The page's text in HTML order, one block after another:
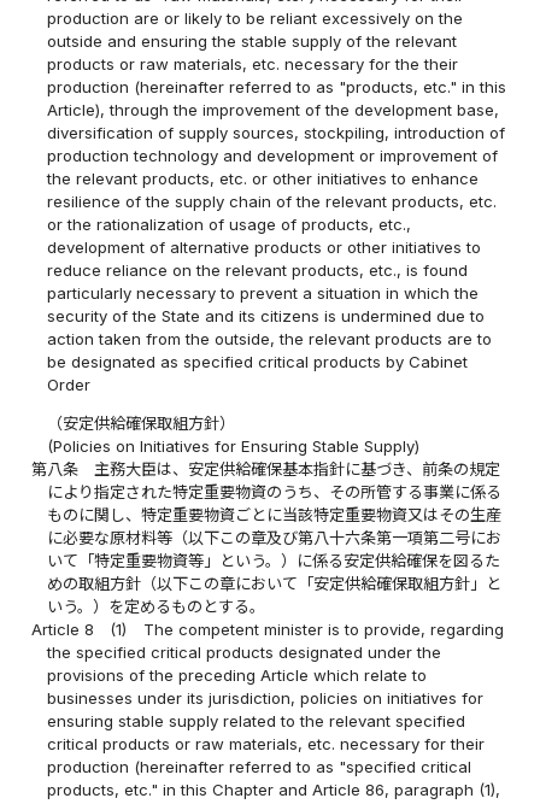
production are or likely to be reliant excessively on the
outside and ensuring the stable supply of the relevant
products or raw materials, etc. necessary for the their
production (hereinafter referred to as "products, etc." in this
Article), through the improvement of the development base,
diversification of supply sources, stockpiling, introduction of
production technology and development or improvement of
the relevant products, etc. or other initiatives to enhance
resilience of the supply chain of the relevant products, etc.
or the rationalization of usage of products, etc.,
development of alternative products or other initiatives to
reduce reliance on the relevant products, etc., is found
particularly necessary to prevent a situation in which the
security of the State and its citizens is undermined due to
action taken from the outside, the relevant products are to
be designated as specified critical products by Cabinet
Order
（安定供給確保取組方針）
(Policies on Initiatives for Ensuring Stable Supply)
第八条
主務大臣は、安定供給確保基本指針に基づき、前条の規定
により指定された特定重要物資のうち、その所管する事業に係る
ものに関し、特定重要物資ごとに当該特定重要物資又はその生産
に必要な原材料等（以下この章及び第八十六条第一項第二号にお
いて「特定重要物資等」という。）に係る安定供給確保を図るた
めの取組方針（以下この章において「安定供給確保取組方針」と
いう。）を定めるものとする。
Article 8
(1)
The competent minister is to provide, regarding
the specified critical products designated under the
provisions of the preceding Article which relate to
businesses under its jurisdiction, policies on initiatives for
ensuring stable supply related to the relevant specified
critical products or raw materials, etc. necessary for their
production (hereinafter referred to as "specified critical
products, etc." in this Chapter and Article 86, paragraph (1),